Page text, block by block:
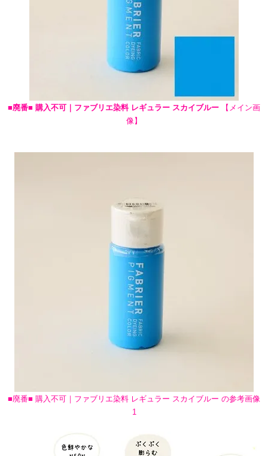
■廃番■ 購入不可｜ファブリエ染料 レギュラー スカイブルー 【メイン画
像】
■廃番■ 購入不可｜ファブリエ染料 レギュラー スカイブルー の参考画像
1